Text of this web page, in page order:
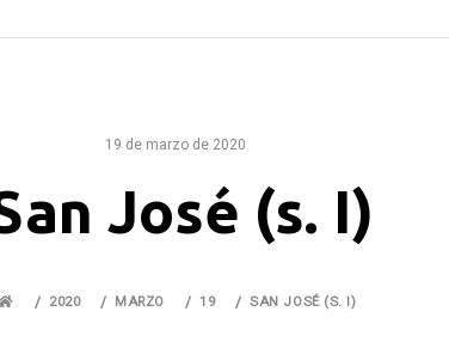
19 de marzo de 2020
José (s. I)
2020 MARZO 19 SAN JOSÉ (S. I)